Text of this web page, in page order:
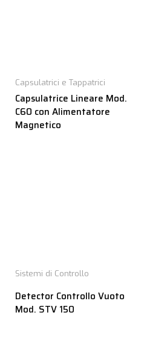
Capsulatrici e Tappatrici
Capsulatrice Lineare Mod.
C60 con Alimentatore
Magnetico
Sistemi di Controllo
Detector Controllo Vuoto
Mod. STV 150